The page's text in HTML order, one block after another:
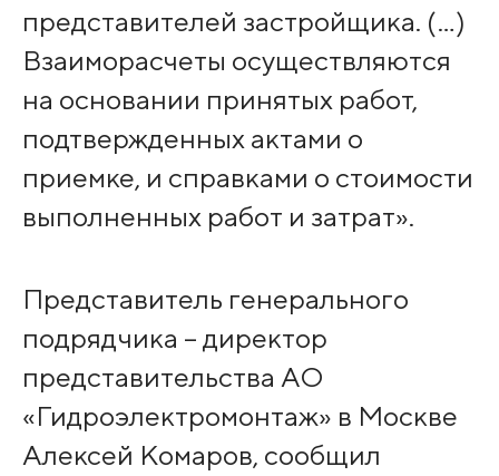
представителей застройщика. (…)
Взаиморасчеты осуществляются
на основании принятых работ,
подтвержденных актами о
приемке, и справками о стоимости
выполненных работ и затрат».
Представитель генерального
подрядчика – директор
представительства АО
«Гидроэлектромонтаж» в Москве
Алексей Комаров, сообщил